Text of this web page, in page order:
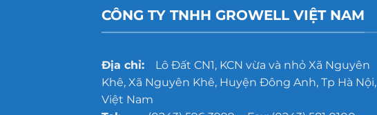
CÔNG TY TNHH GROWELL VIỆT NAM
Địa chỉ:Lô Đất CN1, KCN vừa và nhỏ Xã Nguyên
Khê, Xã Nguyên Khê, Huyện Đông Anh, Tp Hà Nội,
Việt Nam